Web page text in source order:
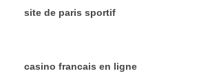
site de paris sportif
casino francais en ligne